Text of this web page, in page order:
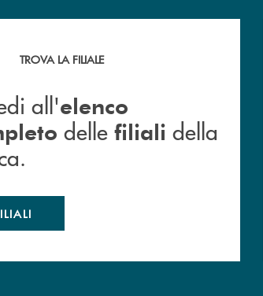
all' elenco completo delle filiali della Banca.
TROVA LA FILIALE
all'elenco
delle filiali della